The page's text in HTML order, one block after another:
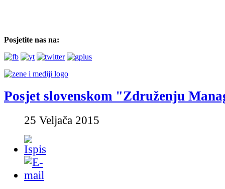
Posjetite nas na:
Posjet slovenskom "Združenju
25 Veljača 2015